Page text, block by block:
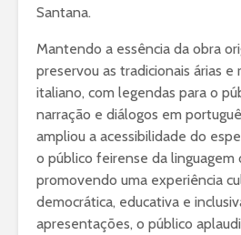
Santana.
Mantendo a essência da obra
preservou as tradicionais árias e
italiano, com legendas para o
narração e diálogos em
ampliou a acessibilidade do
o público feirense da linguagem
promovendo uma experiência
democrática, educativa e
apresentações, o público